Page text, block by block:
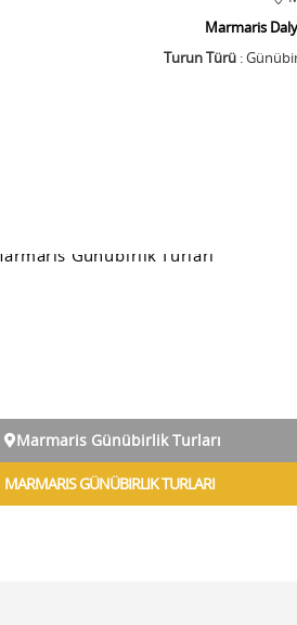
Marmaris
Turun Türü :
Marmaris Günübirlik Turları
MARMARIS GÜNÜBIRLIK TURLARI